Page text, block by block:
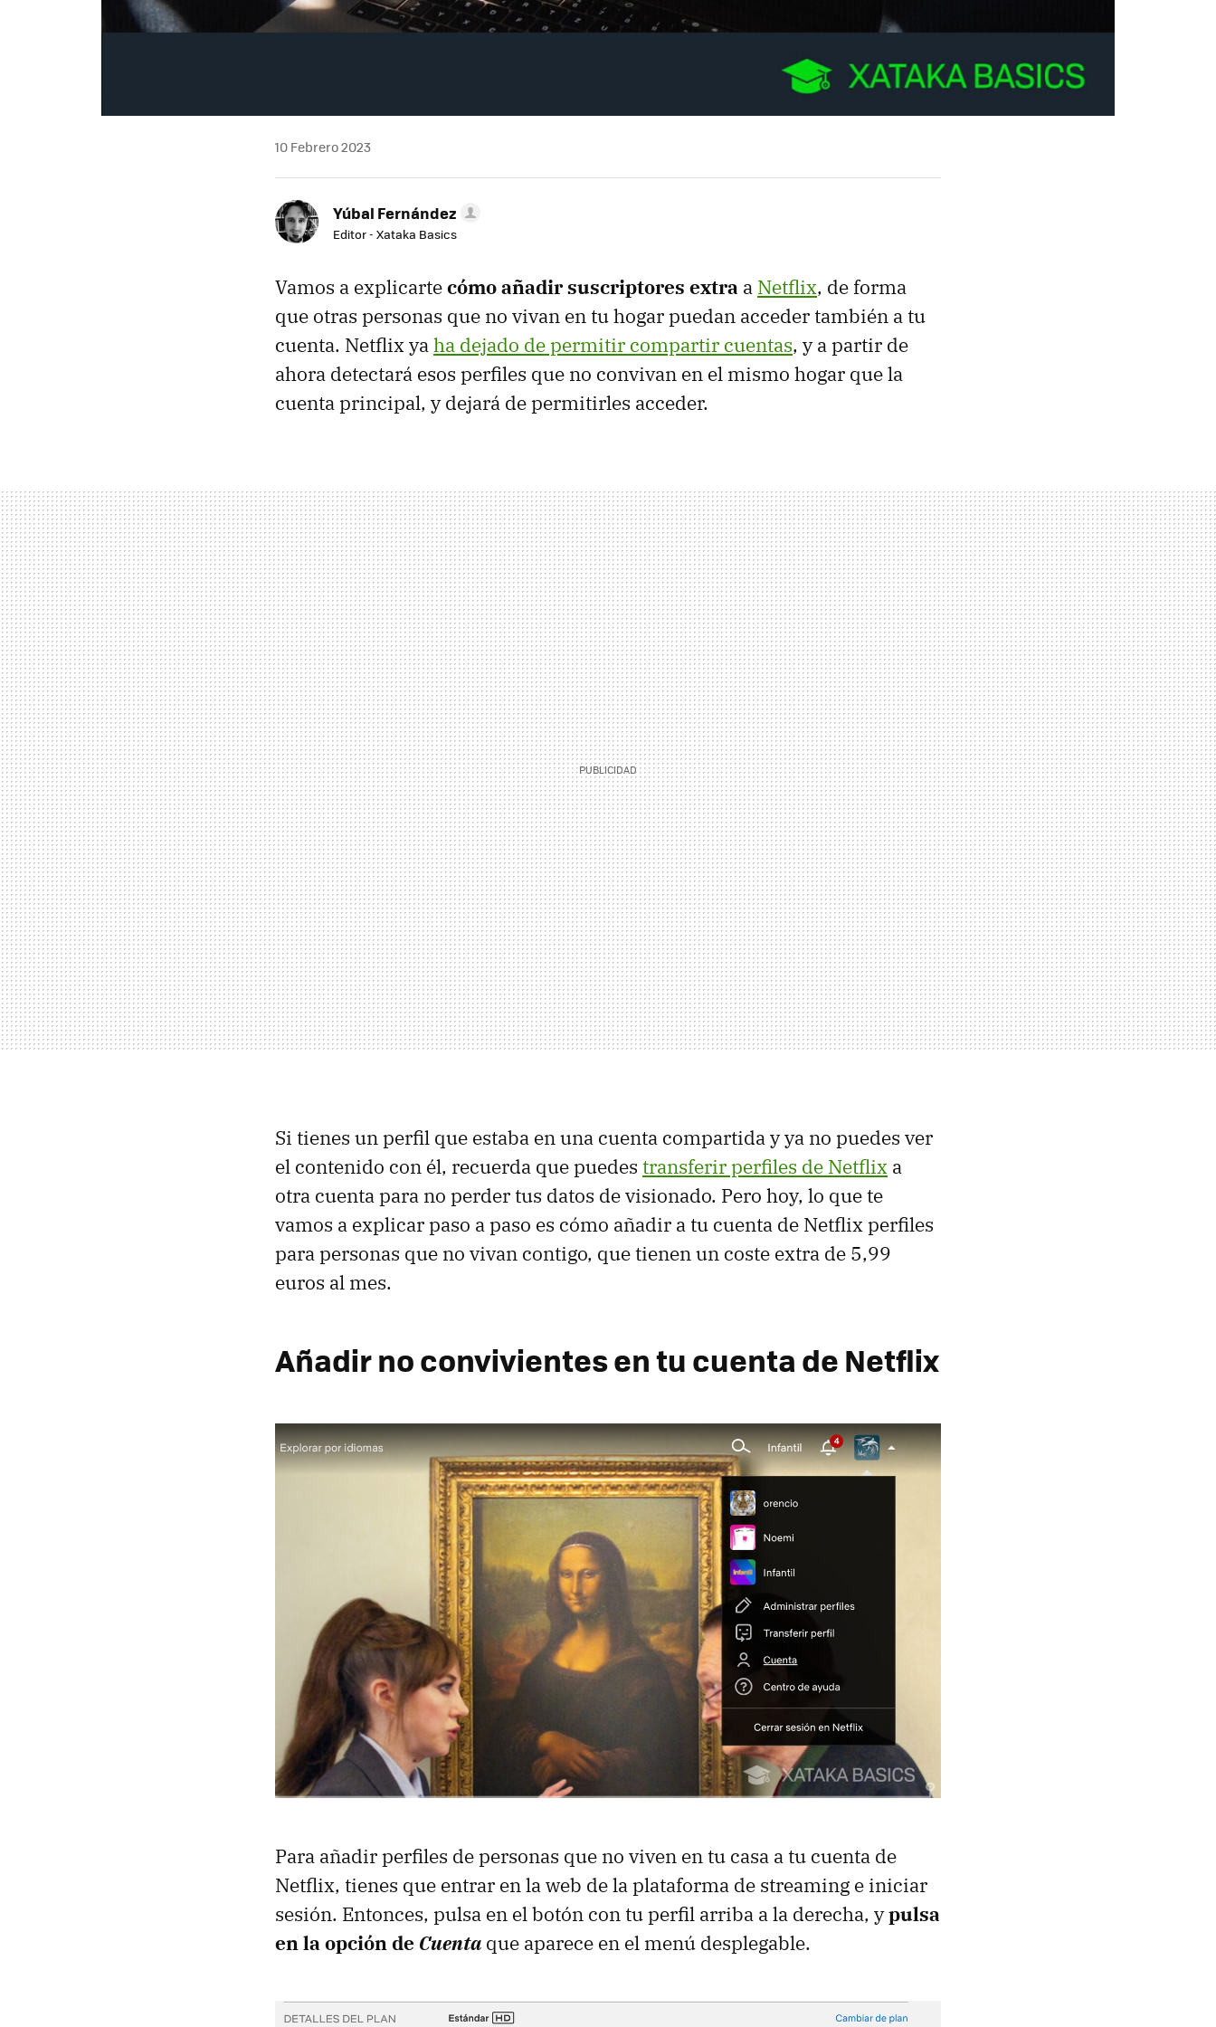
10 Febrero 2023
Yúbal Fernández
Editor - Xataka Basics
Vamos a explicartecómo añadir suscriptores extra a Netflix, de forma
que otras personas que no vivan en tu hogar puedan acceder también a tu
cuenta. Netflix yaha dejado de permitir compartir cuentas, y a partir de
ahora detectará esos perfiles que no convivan en el mismo hogar que la
cuenta principal, y dejará de permitirles acceder.
Si tienes un perfil que estaba en una cuenta compartida y ya no puedes ver
el contenido con él, recuerda que puedes transferir perfiles de Netflix a
otra cuenta para no perder tus datos de visionado. Pero hoy, lo que te
vamos a explicar paso a paso es cómo añadir a tu cuenta de Netflix perfiles
para personas que no vivan contigo, que tienen un coste extra de 5,99
euros al mes.
Añadir no convivientes en tu cuenta de Netflix
Para añadir perfiles de personas que no viven en tu casa a tu cuenta de
Netflix, tienes que entrar en la web de la plataforma de streaming e iniciar
sesión. Entonces, pulsa en el botón con tu perfil arriba a la derecha, ypulsa
en la opción de Cuenta que aparece en el menú desplegable.